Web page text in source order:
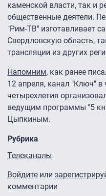
каменской власти, так и
общественные деятели.
"Рим-ТВ" изготавливает
Свердловскую область,
трансляции из других
Напомним, как ранее
12 апреля, канал "Ключ" в
четырехлетия
ведущим программы "5
Цыпкиным.
Рубрика
Телеканалы
Войдите или
комментарии